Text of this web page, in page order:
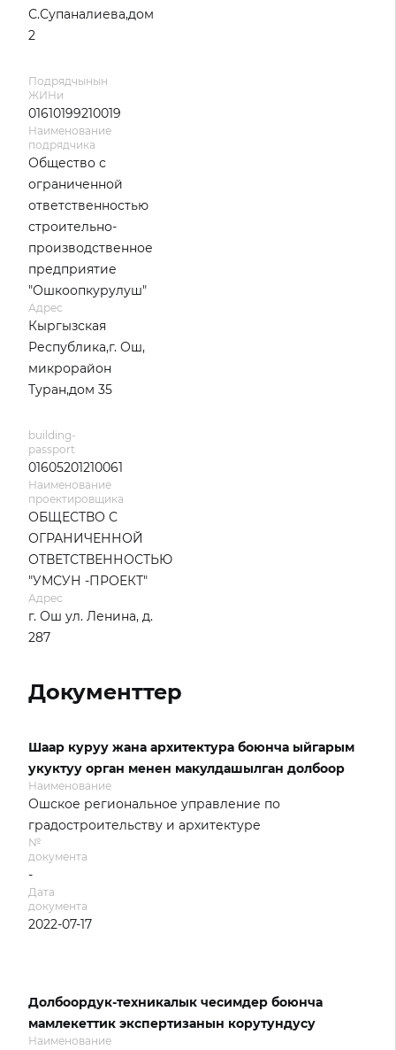
С.Супаналиева,дом
2
Подрядчынын
ЖИНи
01610199210019
Наименование
подрядчика
Общество с
ограниченной
ответственностью
строительно-
производственное
предприятие
"Ошкоопкурулуш"
Адрес
Кыргызская
Республика,г. Ош,
микрорайон
Туран,дом 35
building-
passport
01605201210061
Наименование
проектировщика
ОБЩЕСТВО С
ОГРАНИЧЕННОЙ
ОТВЕТСТВЕННОСТЬЮ
"УМСУН -ПРОЕКТ"
Адрес
г. Ош ул. Ленина, д.
287
Документтер
Шаар куруу жана архитектура боюнча ыйгарым
укуктуу орган менен макулдашылган долбоор
Наименование
Ошское региональное управление по
градостроительству и архитектуре
№
документа
-
Дата
документа
2022-07-17
Долбоордук-техникалык чесимдер боюнча
мамлекеттик экспертизанын корутундусу
Наименование